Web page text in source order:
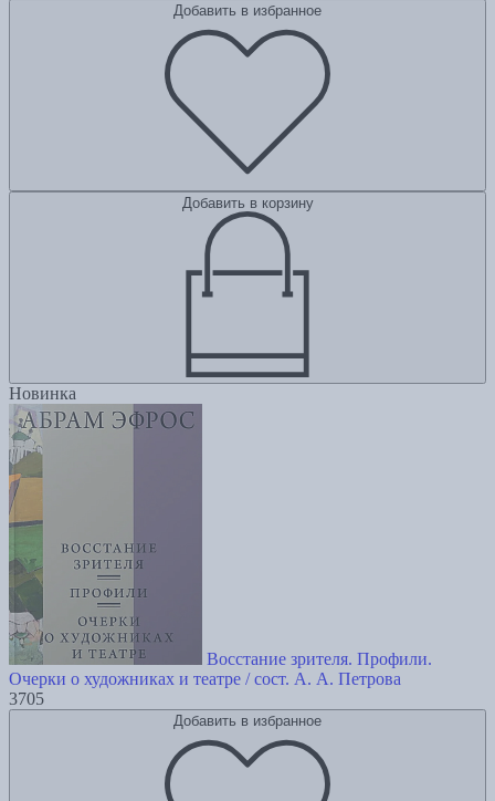
Добавить в избранное
Добавить в корзину
Новинка
Восстание зрителя. Профили.
Очерки о художниках и театре / сост. А. А. Петрова
3705
Добавить в избранное